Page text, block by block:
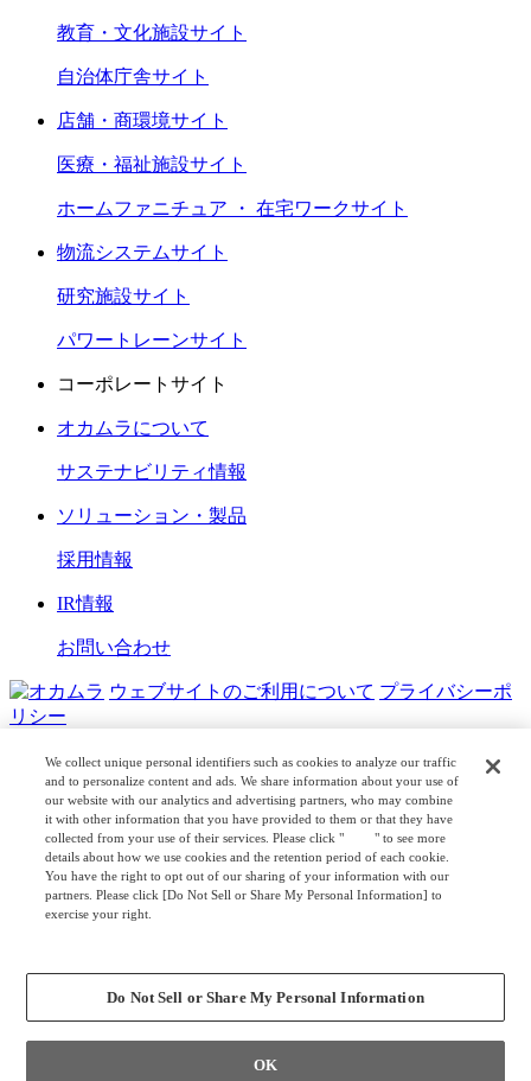
教育・文化施設サイト
自治体庁舎サイト
店舗・商環境サイト
医療・福祉施設サイト
ホームファニチュア ・ 在宅ワークサイト
物流システムサイト
研究施設サイト
パワートレーンサイト
コーポレートサイト
オカムラについて
サステナビリティ情報
ソリューション・製品
採用情報
IR情報
お問い合わせ
ウェブサイトのご利用について プライバシーポ
リシー
COPYRIGHT © OKAMURA CORPORATION. ALL RIGHTS
RESERVED.
日本公式 企業広報
We collect unique personal identifiers such as cookies to analyze our traffic
and to personalize content and ads. We share information about your use of
our website with our analytics and advertising partners, who may combine
it with other information that you have provided to them or that they have
collected from your use of their services. Please click "
here" to see more
details about how we use cookies and the retention period of each cookie.
You have the right to opt out of our sharing of your information with our
partners. Please click [Do Not Sell or Share My Personal Information] to
exercise your right.
Do Not Sell or Share My Personal Information
OK